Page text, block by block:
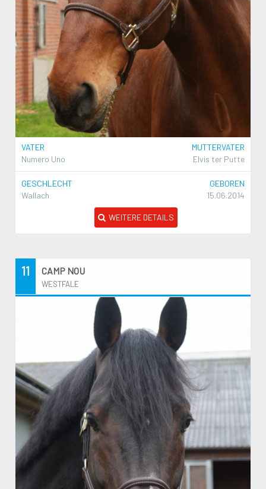
VATER
Numero Uno
MUTTERVATER
Elvis ter Putte
GESCHLECHT
Wallach
GEBOREN
15.06.2014
WEITERE DETAILS
11 CAMP NOU
WESTFALE